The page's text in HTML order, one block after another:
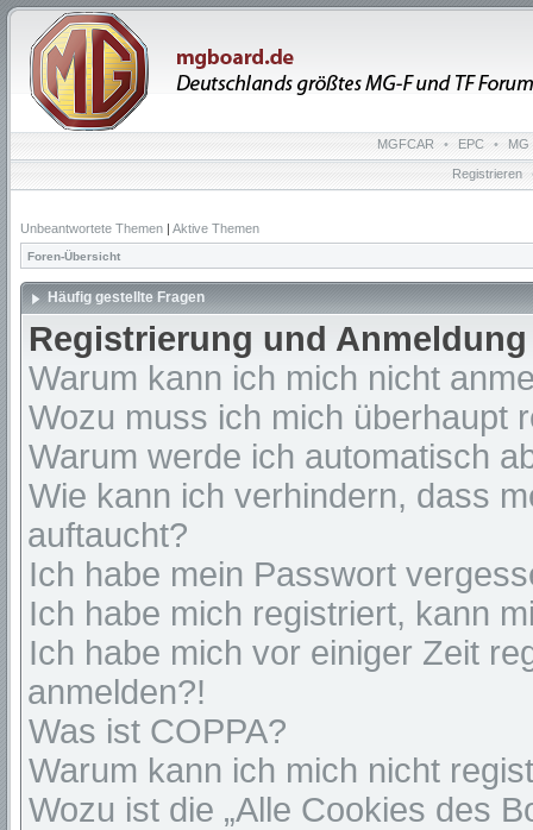
MGFCAR • EPC • MG
Registrieren
Unbeantwortete Themen | Aktive Themen
Foren-Übersicht
Häufig gestellte Fragen
Registrierung und Anmeldung
Warum kann ich mich nicht
Wozu muss ich mich überhaupt
Warum werde ich automatisch
Wie kann ich verhindern, dass
auftaucht?
Ich habe mein Passwort
Ich habe mich registriert, kann
Ich habe mich vor einiger Zeit
anmelden?!
Was ist COPPA?
Warum kann ich mich nicht
Wozu ist die „Alle Cookies des